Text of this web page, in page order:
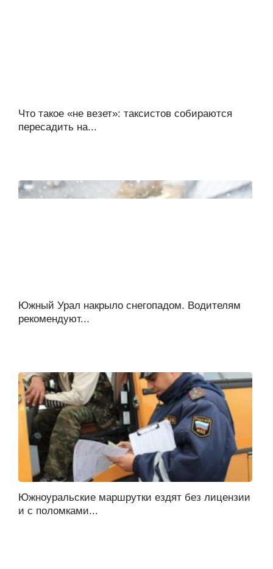
Что такое «не везет»: таксистов собираются
пересадить на...
Южный Урал накрыло снегопадом. Водителям
рекомендуют...
Южноуральские маршрутки ездят без лицензии
и с поломками...